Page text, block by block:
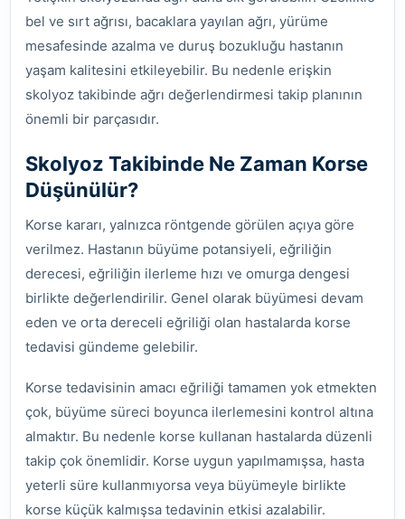
bel ve sırt ağrısı, bacaklara yayılan ağrı, yürüme
mesafesinde azalma ve duruş bozukluğu hastanın
yaşam kalitesini etkileyebilir. Bu nedenle erişkin
skolyoz takibinde ağrı değerlendirmesi takip planının
önemli bir parçasıdır.
Skolyoz Takibinde Ne Zaman Korse
Düşünülür?
Korse kararı, yalnızca röntgende görülen açıya göre
verilmez. Hastanın büyüme potansiyeli, eğriliğin
derecesi, eğriliğin ilerleme hızı ve omurga dengesi
birlikte değerlendirilir. Genel olarak büyümesi devam
eden ve orta dereceli eğriliği olan hastalarda korse
tedavisi gündeme gelebilir.
Korse tedavisinin amacı eğriliği tamamen yok etmekten
çok, büyüme süreci boyunca ilerlemesini kontrol altına
almaktır. Bu nedenle korse kullanan hastalarda düzenli
takip çok önemlidir. Korse uygun yapılmamışsa, hasta
yeterli süre kullanmıyorsa veya büyümeyle birlikte
korse küçük kalmışsa tedavinin etkisi azalabilir.